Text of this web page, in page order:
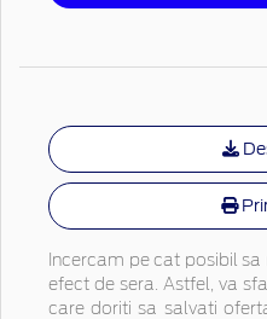
Incercam pe cat posibil
efect de sera. Astfel, va
care doriti sa salvati